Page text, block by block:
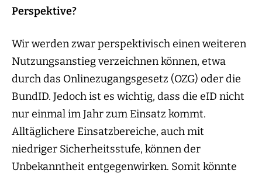
Perspektive?
Wir werden zwar perspektivisch einen weiteren
Nutzungsanstieg verzeichnen können, etwa
durch das Onlinezugangsgesetz (OZG) oder die
BundID. Jedoch ist es wichtig, dass die eID nicht
nur einmal im Jahr zum Einsatz kommt.
Alltäglichere Einsatzbereiche, auch mit
niedriger Sicherheitsstufe, können der
Unbekanntheit entgegenwirken. Somit könnte